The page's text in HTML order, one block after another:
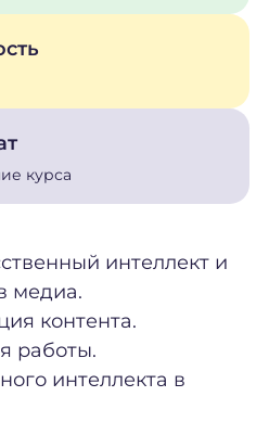
курса
интеллект и
медиа.
контента.
работы.
интеллекта в